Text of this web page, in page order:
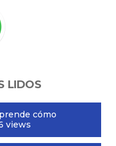
LIDOS
cómo
views